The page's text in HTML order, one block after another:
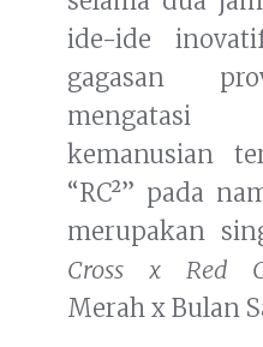
ide-ide
gagasan
kemanusian
“RC²” pada
merupakan
Cross x Red
Merah x Bulan